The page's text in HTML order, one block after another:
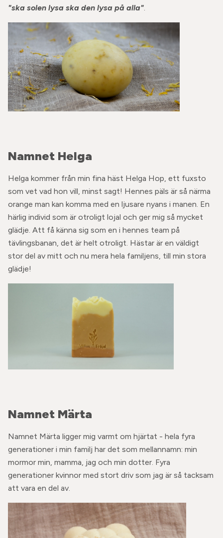
"ska solen lysa ska den lysa på alla".
Namnet Helga
Helga kommer från min fina häst Helga Hop, ett fuxsto
som vet vad hon vill, minst sagt! Hennes päls är så närma
orange man kan komma med en ljusare nyans i manen. En
härlig individ som är otroligt lojal och ger mig så mycket
glädje. Att få känna sig som en i hennes team på
tävlingsbanan, det är helt otroligt. Hästar är en väldigt
stor del av mitt och nu mera hela familjens, till min stora
glädje!
Namnet Märta
Namnet Märta ligger mig varmt om hjärtat - hela fyra
generationer i min familj har det som mellannamn: min
mormor min, mamma, jag och min dotter. Fyra
generationer kvinnor med stort driv som jag är så tacksam
att vara en del av.